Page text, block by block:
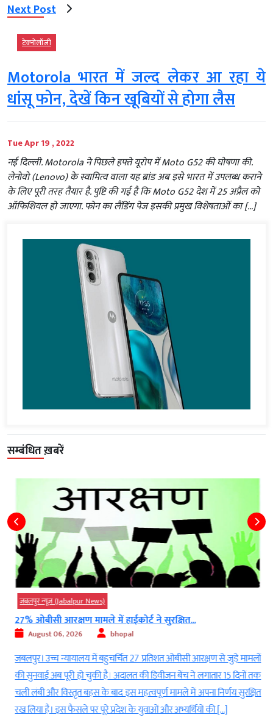
Next Post
टेक्‍नोलॉजी
Motorola भारत में जल्‍द लेकर आ रहा ये
धांसू फोन, देखें किन खूबियों से होगा लैस
Tue Apr 19 , 2022
नई दिल्ली. Motorola ने पिछले हफ्ते यूरोप में Moto G52 की घोषणा की.
लेनोवो (Lenovo) के स्वामित्व वाला यह ब्रांड अब इसे भारत में उपलब्ध कराने
के लिए पूरी तरह तैयार है. पुष्टि की गई है कि Moto G52 देश में 25 अप्रैल को
ऑफिशियल हो जाएगा. फोन का लैंडिंग पेज इसकी प्रमुख विशेषताओं का […]
सम्बंधित ख़बरें
जबलपुर न्यूज़ (Jabalpur News)
27% ओबीसी आरक्षण मामले में हाईकोर्ट ने सुरक्षित...
August 06, 2026 bhopal
जबलपुर। उच्च न्यायालय में बहुचर्चित 27 प्रतिशत ओबीसी आरक्षण से जुड़े मामलों
की सुनवाई अब पूरी हो चुकी है। अदालत की डिवीजन बेंच ने लगातार 15 दिनों तक
चली लंबी और विस्तृत बहस के बाद इस महत्वपूर्ण मामले में अपना निर्णय सुरक्षित
रख लिया है। इस फैसले पर पूरे प्रदेश के युवाओं और अभ्यर्थियों की […]